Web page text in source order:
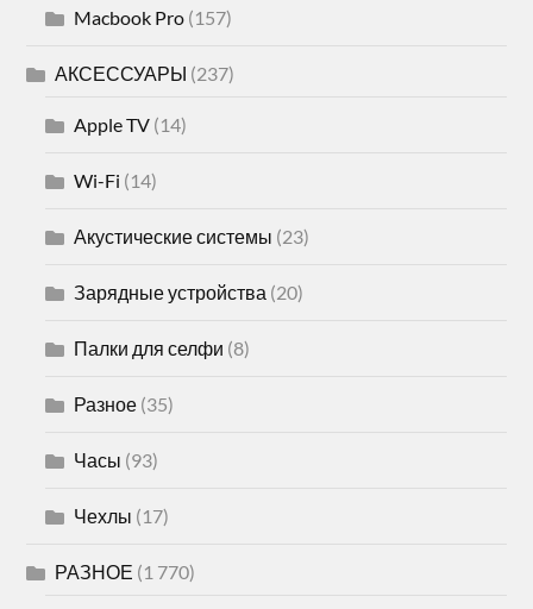
Macbook Pro (157)
АКСЕССУАРЫ (237)
Apple TV (14)
Wi-Fi (14)
Акустические системы (23)
Зарядные устройства (20)
Палки для селфи (8)
Разное (35)
Часы (93)
Чехлы (17)
РАЗНОЕ (1 770)